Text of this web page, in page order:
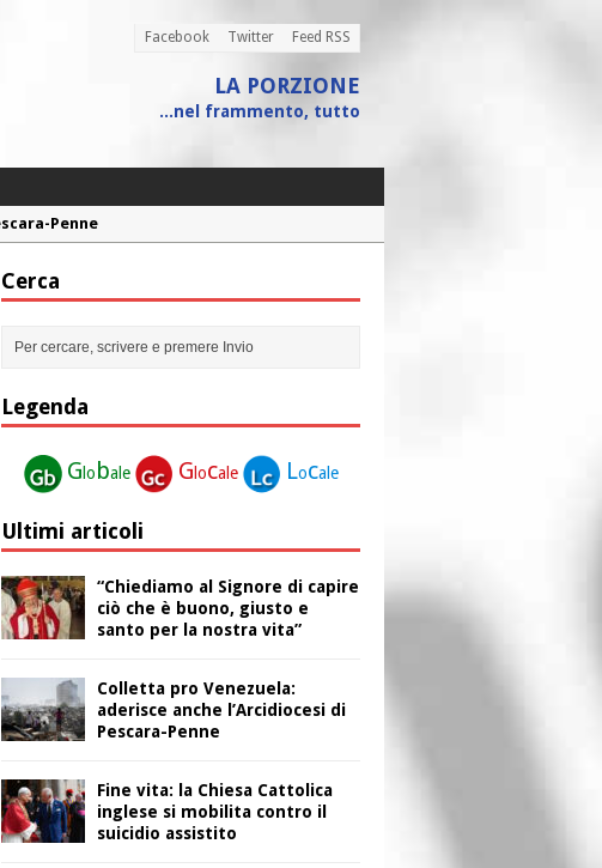
Facebook Twitter Feed RSS
LA PORZIONE
...nel frammento, tutto
assistito
Cerca
Legenda
G lobale G locale Locale
Ultimi articoli
“Chiediamo al Signore di capire
ciò che è buono, giusto e
santo per la nostra vita”
Colletta pro Venezuela:
aderisce anche l’Arcidiocesi di
Pescara-Penne
Fine vita: la Chiesa Cattolica
inglese si mobilita contro il
suicidio assistito